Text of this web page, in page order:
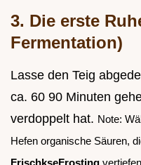
3. Die erste
Fermentation)
Lasse den Teig
ca. 60 90 Minuten
verdoppelt hat. Note:
Hefen organische Säuren,